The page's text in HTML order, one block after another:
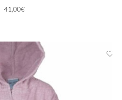
41,00€